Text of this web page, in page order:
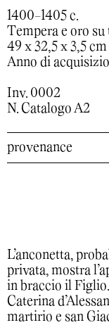
1400-1405 c.
Tempera e oro su
49 x 32,5 x 3,5 cm
Anno di
Inv. 0002
N. Catalogo A2
provenance
L’anconetta,
privata, mostra
in braccio il
Caterina
martirio e san